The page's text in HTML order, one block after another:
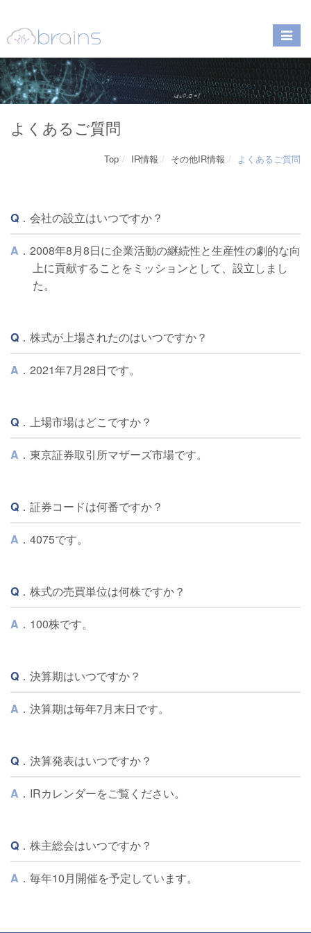
よくあるご質問
Top IR情報 その他IR情報 よくあるご質問
Q ．会社の設立はいつですか？
A ．2008年8月8日に企業活動の継続性と生産性の劇的な向
上に貢献することをミッションとして、設立しまし
た。
Q ．株式が上場されたのはいつですか？
A ．2021年7月28日です。
Q ．上場市場はどこですか？
A ．東京証券取引所マザーズ市場です。
Q ．証券コードは何番ですか？
A ．4075です。
Q ．株式の売買単位は何株ですか？
A ．100株です。
Q ．決算期はいつですか？
A ．決算期は毎年7月末日です。
Q ．決算発表はいつですか？
A ． IRカレンダーをご覧ください。
Q ．株主総会はいつですか？
A ．毎年10月開催を予定しています。